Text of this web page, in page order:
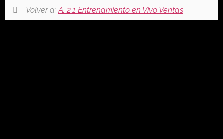
Volver a:A. 2.1 Entrenamiento en Vivo Ventas